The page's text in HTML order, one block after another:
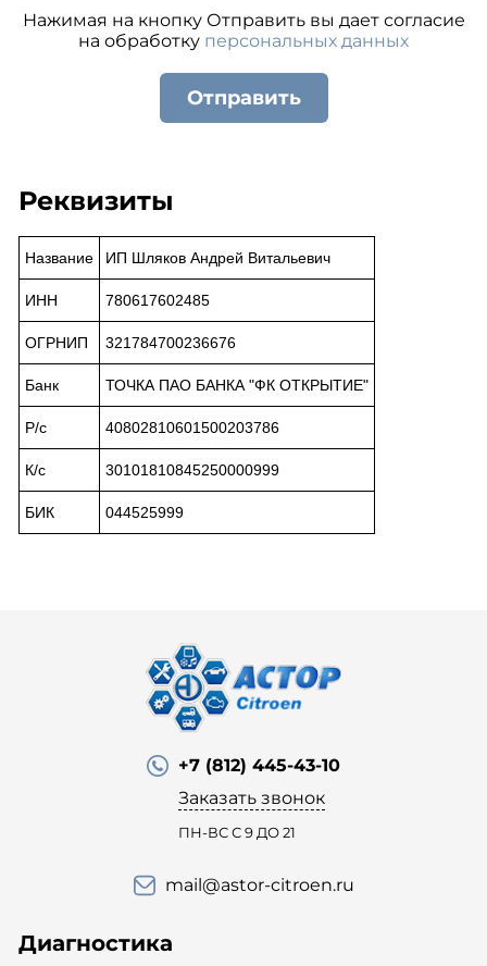
Нажимая на кнопку Отправить вы дает согласие
на обработку персональных данных
Отправить
Реквизиты
Название ИП Шляков Андрей Витальевич
ИНН 780617602485
ОГРНИП 321784700236676
Банк ТОЧКА ПАО БАНКА "ФК ОТКРЫТИЕ"
Р/с 40802810601500203786
К/с 30101810845250000999
БИК 044525999
+7 (812) 445-43-10
Заказать звонок
ПН-ВС С 9 ДО 21
mail@astor-citroen.ru
Диагностика